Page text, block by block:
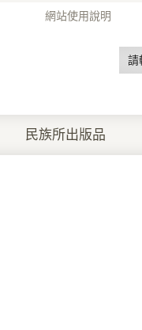
網站使用說明
民族所出版品